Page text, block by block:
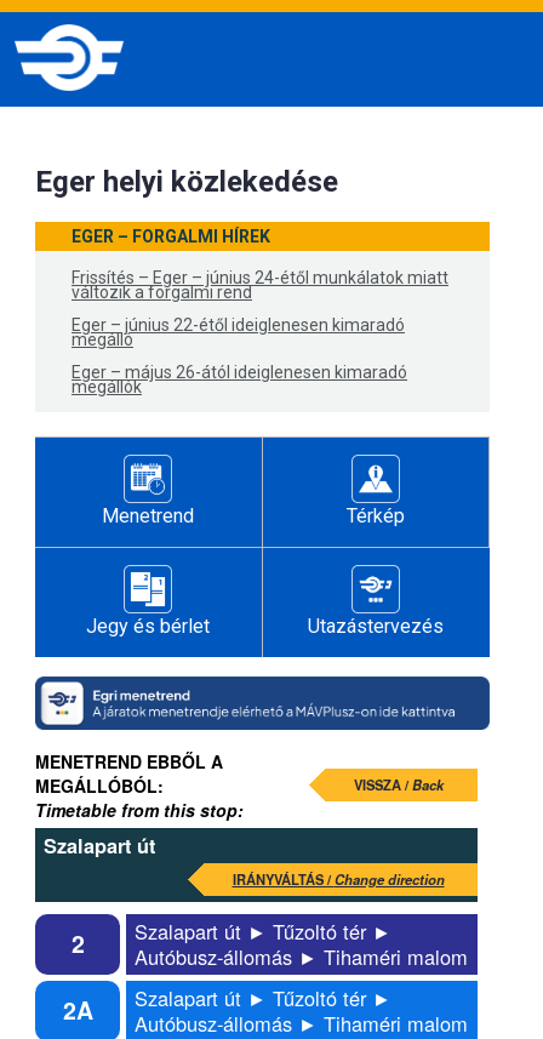
Eger helyi közlekedése
EGER – FORGALMI HÍREK
Frissítés – Eger – június 24-étől munkálatok miatt
változik a forgalmi rend
Eger – június 22-étől ideiglenesen kimaradó
megálló
Eger – május 26-ától ideiglenesen kimaradó
megállók
Menetrend Térkép
Jegy és bérlet Utazástervezés
MENETREND EBBŐL A
MEGÁLLÓBÓL:
Timetable from this stop:
VISSZA /Back
Szalapart út
IRÁNYVÁLTÁS /Change direction
2
Szalapart út ► Tűzoltó tér ►
Autóbusz-állomás ► Tihaméri malom
2A
Szalapart út ► Tűzoltó tér ►
Autóbusz-állomás ► Tihaméri malom